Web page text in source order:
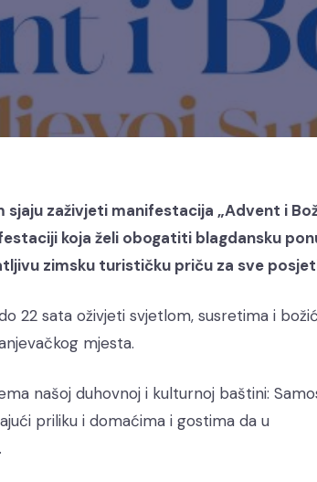
sjaju zaživjeti manifestacija „Advent i
koja želi obogatiti blagdansku
zimsku turističku priču za sve
22 sata oživjeti svjetlom, susretima i
mjesta.
našoj duhovnoj i kulturnoj baštini:
priliku i domaćima i gostima da u